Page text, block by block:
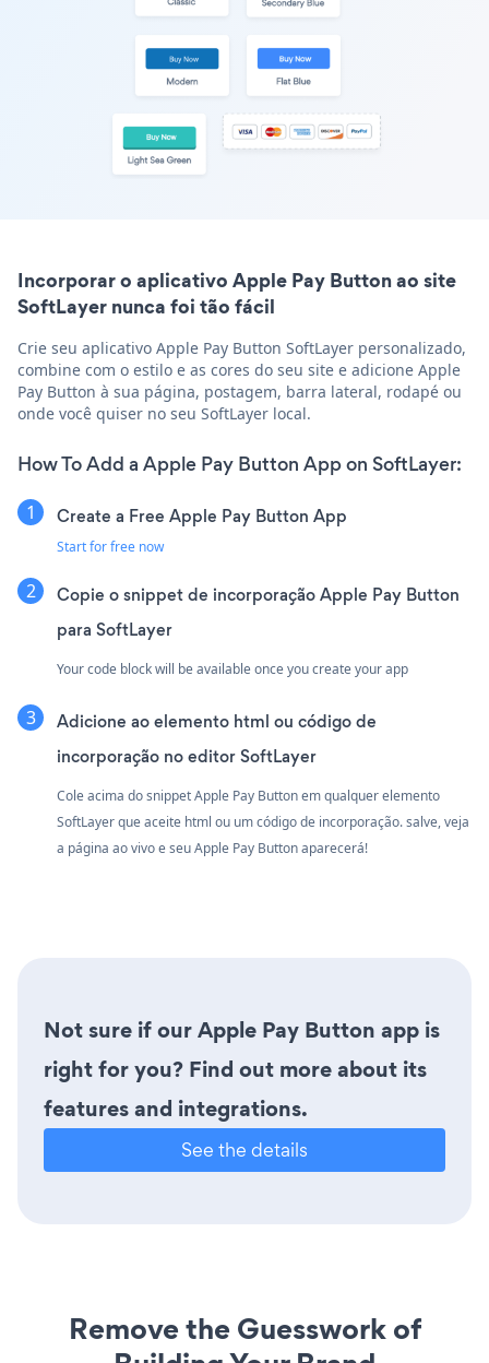
Incorporar o aplicativo Apple Pay Button ao site
SoftLayer nunca foi tão fácil
Crie seu aplicativo Apple Pay Button SoftLayer personalizado,
combine com o estilo e as cores do seu site e adicione Apple
Pay Button à sua página, postagem, barra lateral, rodapé ou
onde você quiser no seu SoftLayer local.
How To Add a Apple Pay Button App on SoftLayer:
Create a Free Apple Pay Button App
Start for free now
Copie o snippet de incorporação Apple Pay Button
para SoftLayer
Your code block will be available once you create your app
Adicione ao elemento html ou código de
incorporação no editor SoftLayer
Cole acima do snippet Apple Pay Button em qualquer elemento
SoftLayer que aceite html ou um código de incorporação. salve, veja
a página ao vivo e seu Apple Pay Button aparecerá!
Not sure if our Apple Pay Button app is
right for you? Find out more about its
features and integrations.
See the details
Remove the Guesswork of